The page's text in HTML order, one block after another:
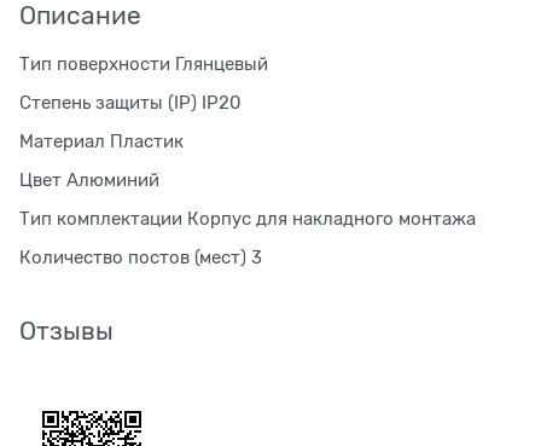
Описание
Тип поверхности Глянцевый
Степень защиты (IP) IP20
Материал Пластик
Цвет Алюминий
Тип комплектации Корпус для накладного монтажа
Количество постов (мест) 3
Отзывы